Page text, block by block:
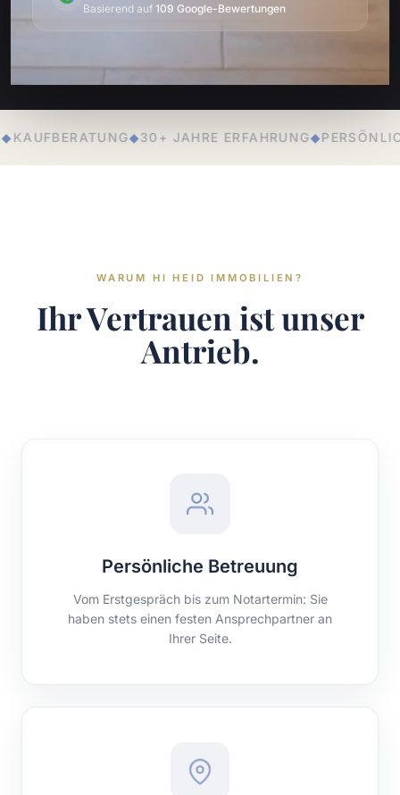
Basierend auf 109 Google-Bewertungen
ERFAHRUNG◆PERSÖNLICHE BETREUUNG◆ LOKALE
WARUM HI HEID IMMOBILIEN?
Ihr Vertrauen ist unser
Antrieb.
Persönliche Betreuung
Vom Erstgespräch bis zum Notartermin: Sie
haben stets einen festen Ansprechpartner an
Ihrer Seite.